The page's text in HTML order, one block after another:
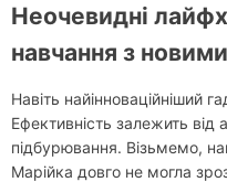
Неочевидні
навчання з
Навіть найінноваційніший
Ефективність залежить від
підбурювання. Візьмемо,
Марійка довго не могла